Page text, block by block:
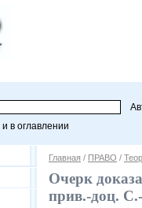
и в оглавлении
Главная / ПРАВО /
Очерк
прив.-доц.